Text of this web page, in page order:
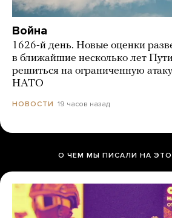
Война
1626-й день. Новые оценки
в ближайшие несколько лет
решиться на ограниченную
НАТО
НОВОСТИ 19 часов назад
О ЧЕМ МЫ ПИСАЛИ НА